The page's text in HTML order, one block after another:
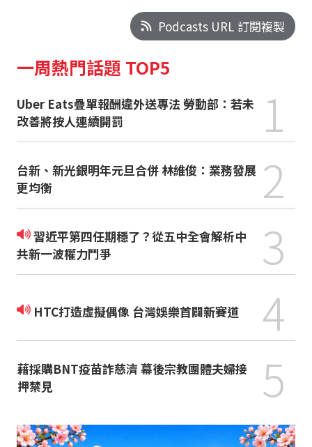
Podcasts URL 訂閱複製
一周熱門話題 TOP5
Uber Eats疊單報酬違外送專法 勞動部：若未
改善將按人連續開罰
1
台新、新光銀明年元旦合併 林維俊：業務發展
更均衡
2
習近平第四任期穩了？從五中全會解析中
共新一波權力鬥爭
3
HTC打造虛擬偶像 台灣娛樂首闢新賽道 4
藉採購BNT疫苗詐慈濟 幕後宗教團體夫婦接
押禁見
5